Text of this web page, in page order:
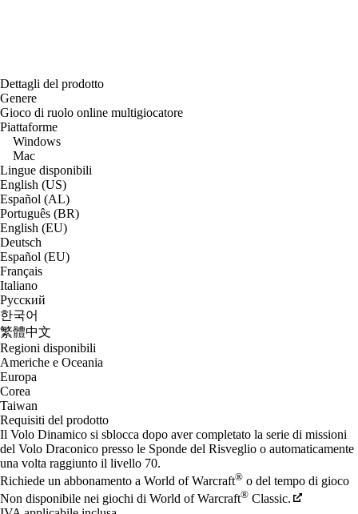
Dettagli del prodotto
Genere
Gioco di ruolo online multigiocatore
Piattaforme
Windows
Mac
Lingue disponibili
English (US)
Español (AL)
Português (BR)
English (EU)
Deutsch
Español (EU)
Français
Italiano
Русский
한국어
繁體中文
Regioni disponibili
Americhe e Oceania
Europa
Corea
Taiwan
Requisiti del prodotto
Il Volo Dinamico si sblocca dopo aver completato la serie di missioni
del Volo Draconico presso le Sponde del Risveglio o automaticamente
una volta raggiunto il livello 70.
Richiede un abbonamento a World of Warcraft® o del tempo di gioco
Non disponibile nei giochi di World of Warcraft® Classic.